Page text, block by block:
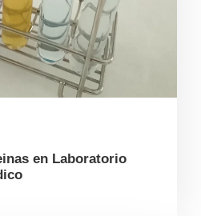
en Laboratorio